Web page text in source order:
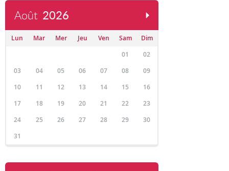
Août 2026
Lun Mar Mer Jeu Ven Sam
Dim
01
02
03
04 05 06 07 08
09
10
11 12 13 14 15
16
17
18 19 20 21 22
23
24
25 26 27 28 29
30
31